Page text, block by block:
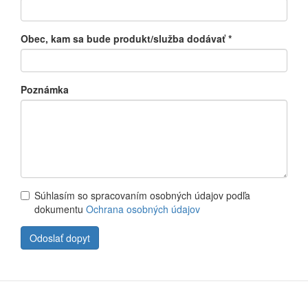
Obec, kam sa bude produkt/služba dodávať*
Poznámka
Súhlasím so spracovaním osobných údajov podľa
dokumentu Ochrana osobných údajov
Súhlasím
so
spracovaním
údajov
Odoslať dopyt